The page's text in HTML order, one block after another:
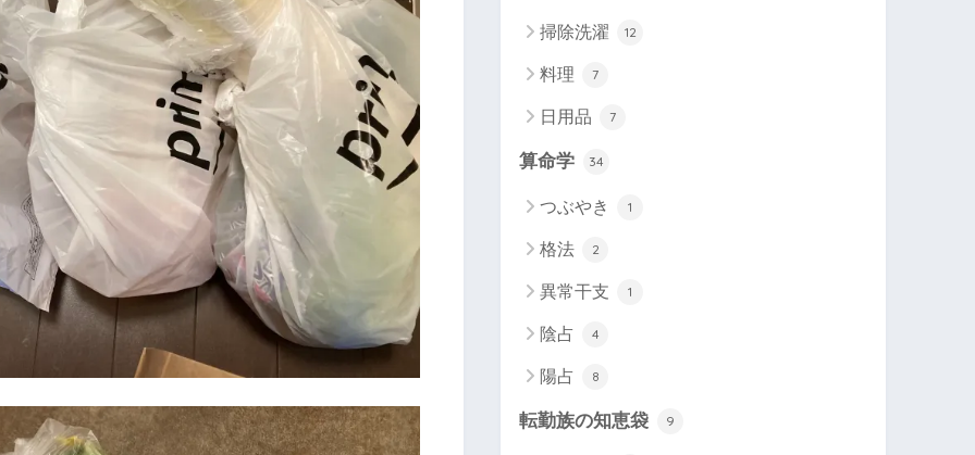
掃除洗濯 12
料理 7
日用品 7
算命学 34
つぶやき 1
格法 2
異常干支 1
陰占 4
陽占 8
転勤族の知恵袋 9